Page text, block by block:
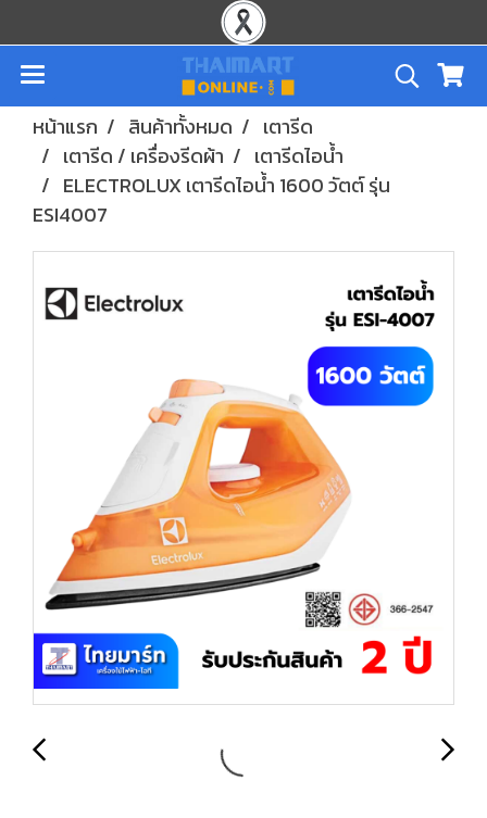
หน้าแรก สินค้าทั้งหมด
เตารีด
เตารีด / เครื่องรีดผ้า
เตารีดไอน้ำ
ELECTROLUX เตารีดไอน้ำ 1600 วัตต์ รุ่น
ESI4007